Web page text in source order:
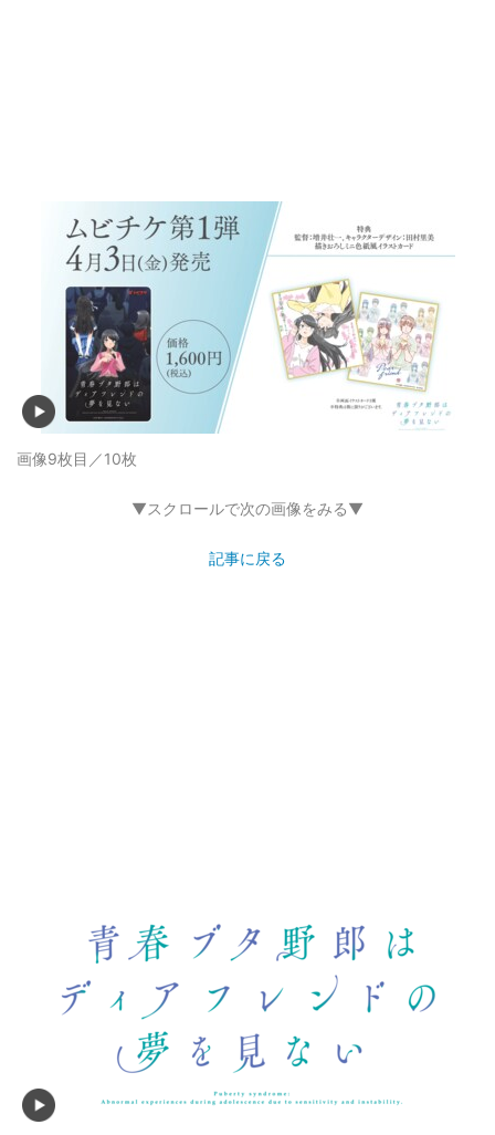
画像9枚目／10枚
▼スクロールで次の画像をみる▼
記事に戻る